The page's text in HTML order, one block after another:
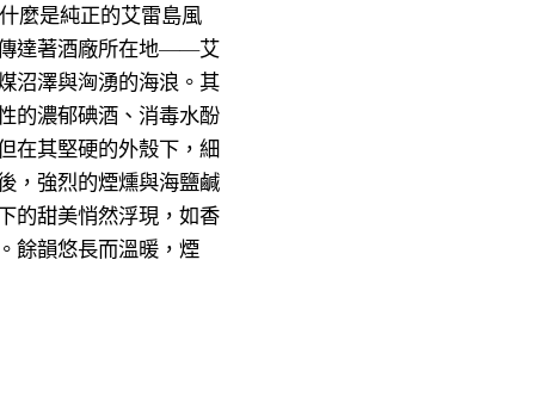
麼是純正的艾雷島風
達著酒廠所在地——艾
沼澤與洶湧的海浪。其
的濃郁碘酒、消毒水酚
在其堅硬的外殼下，細
，強烈的煙燻與海鹽鹹
的甜美悄然浮現，如香
餘韻悠長而溫暖，煙